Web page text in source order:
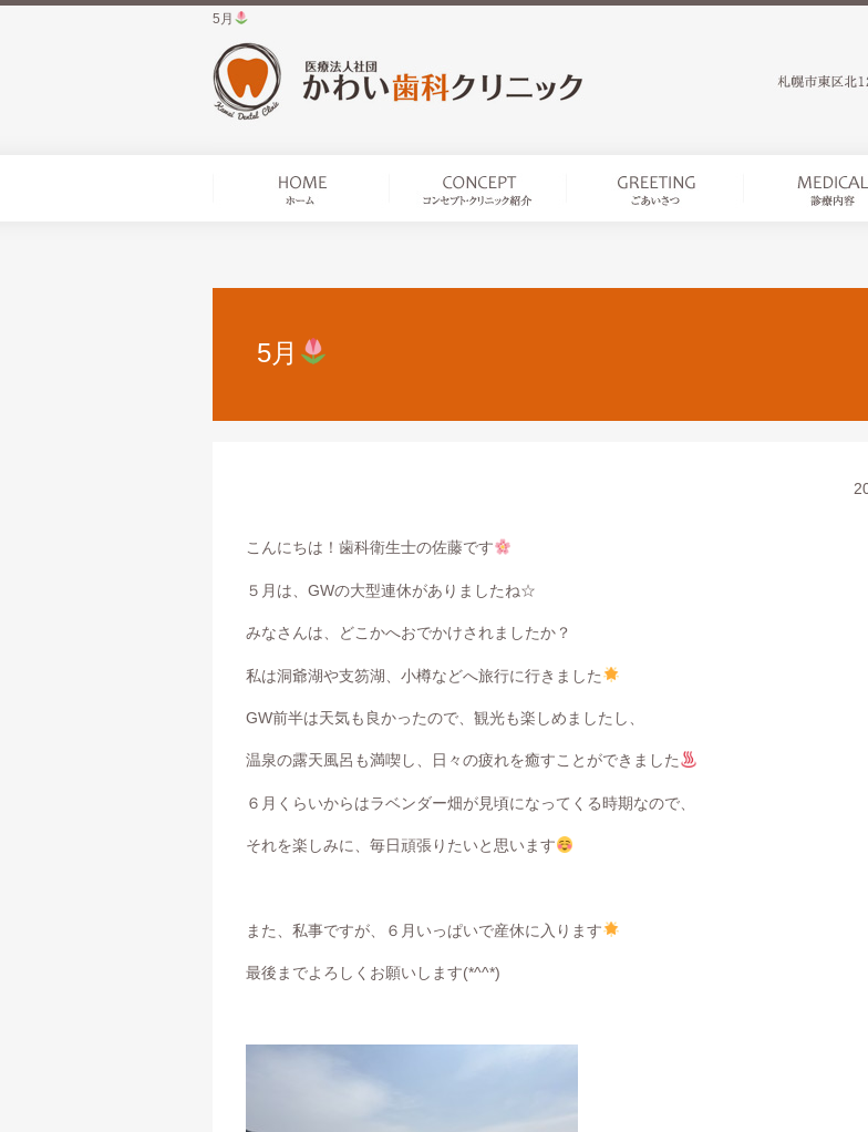
5月
5月
こんにちは！歯科衛生士の佐藤です
５月は、GWの大型連休がありましたね☆
みなさんは、どこかへおでかけされましたか？
私は洞爺湖や支笏湖、小樽などへ旅行に行きました
GW前半は天気も良かったので、観光も楽しめましたし、
温泉の露天風呂も満喫し、日々の疲れを癒すことができました
６月くらいからはラベンダー畑が見頃になってくる時期なので、
それを楽しみに、毎日頑張りたいと思います
また、私事ですが、６月いっぱいで産休に入ります
最後までよろしくお願いします(*^^*)